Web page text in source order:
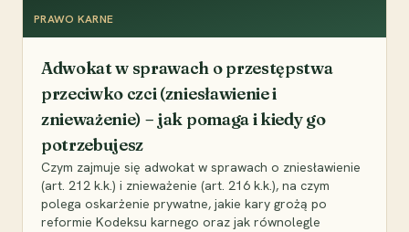
PRAWO KARNE
Adwokat w sprawach o przestępstwa
przeciwko czci (zniesławienie i
znieważenie) – jak pomaga i kiedy go
potrzebujesz
Czym zajmuje się adwokat w sprawach o zniesławienie
(art. 212 k.k.) i znieważenie (art. 216 k.k.), na czym
polega oskarżenie prywatne, jakie kary grożą po
reformie Kodeksu karnego oraz jak równolegle